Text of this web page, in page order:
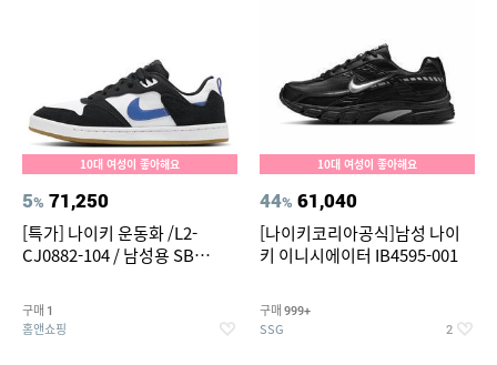
10대 여성이 좋아해요
5% 71,250
[특가] 나이키 운동화 /L2-
CJ0882-104 / 남성용 SB
트 보드화
구매 1
홈앤쇼핑
10대 여성이 좋아해요
44% 61,040
[나이키코리아공식]남성 나이
키 이니시에이터 IB4595-001
구매 999+
SSG 2